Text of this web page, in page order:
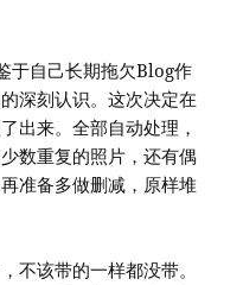
于自己长期拖欠Blog作
深刻认识。这次决定在
出来。全部自动处理，
数重复的照片，还有偶
准备多做删减，原样堆
不该带的一样都没带。